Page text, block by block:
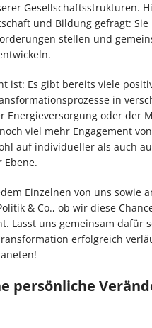
Gesellschaftsstrukturen.
und Bildung gefragt: Sie
stellen und
ist: Es gibt bereits viele
in
Energieversorgung oder der
viel mehr Engagement
auf individueller als auch
Ebene.
Einzelnen von uns sowie
& Co., ob wir diese
Lasst uns gemeinsam dafür
erfolgreich
persönliche